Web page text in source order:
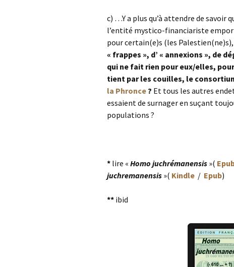
c) …Y a plus qu’à attendre de savoir
l’entité mystico-financiariste
pour certain(e)s (les Palestien(ne)s),
« frappes », d’ « annexions », de
qui ne fait rien pour eux/elles,
tient par les couilles, le
la Phronce? Et tous les autres
essaient de surnager en suçant
populations ?
* lire « Homo juchrémanensis »(
juchremanensis »( Kindle / Epub)
** ibid